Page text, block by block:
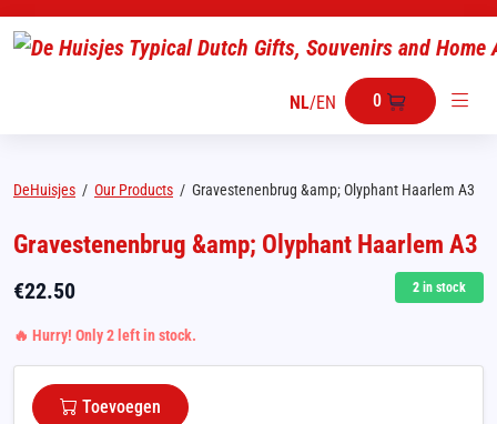
NL/EN 0
DeHuisjes / Our Products / Gravestenenbrug &amp; Olyphant Haarlem A3
Gravestenenbrug &amp; Olyphant Haarlem A3
€22.50 2 in stock
🔥 Hurry! Only 2 left in stock.
Toevoegen